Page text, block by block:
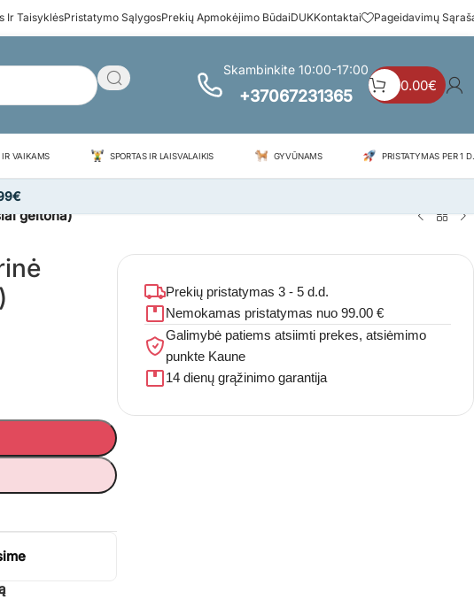
Ir TaisyklėsPristatymo SąlygosPrekių Apmokėjimo BūdaiDUKKontaktai Pageidavimų
Skambinkite 10:00-17:00
+37067231365
0.00€
VAIKAMS SPORTAS IR LAISVALAIKIS GYVŪNAMS PRISTATYMAS PER 1
geltona)
Prekių pristatymas 3 - 5 d.d.
Nemokamas pristatymas nuo 99.00 €
Galimybė patiems atsiimti prekes, atsiėmimo
punkte Kaune
14 dienų grąžinimo garantija